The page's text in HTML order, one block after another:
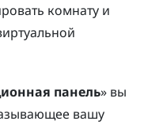
комнату и
панель» вы
вашу